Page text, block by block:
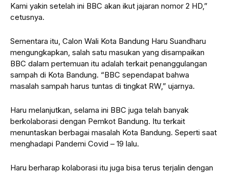
Kami yakin setelah ini BBC akan ikut jajaran nomor 2 HD,”
cetusnya.
Sementara itu, Calon Wali Kota Bandung Haru Suandharu
mengungkapkan, salah satu masukan yang disampaikan
BBC dalam pertemuan itu adalah terkait penanggulangan
sampah di Kota Bandung. “BBC sependapat bahwa
masalah sampah harus tuntas di tingkat RW,” ujarnya.
Haru melanjutkan, selama ini BBC juga telah banyak
berkolaborasi dengan Pemkot Bandung. Itu terkait
menuntaskan berbagai masalah Kota Bandung. Seperti saat
menghadapi Pandemi Covid – 19 lalu.
Haru berharap kolaborasi itu juga bisa terus terjalin dengan